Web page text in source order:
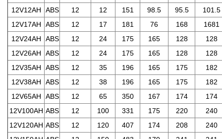
12V12AH
ABS 12 12 151 98.5 95.5
101.5
12V17AH
ABS 12 17 181 76 168
1681
12V24AH
ABS 12 24 175 165 128
128
12V26AH
ABS 12 24 175 165 128
128
12V35AH
ABS 12 35 196 165 175
182
12V38AH
ABS 12 38 196 165 175
182
12V65AH
ABS 12 65 350 167 174
174
12V100AH ABS 12 100 331 175 220
240
12V120AH ABS 12 120 407 174 208
240